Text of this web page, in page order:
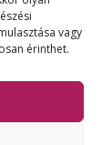
vagy
érinthet.
fenntartva